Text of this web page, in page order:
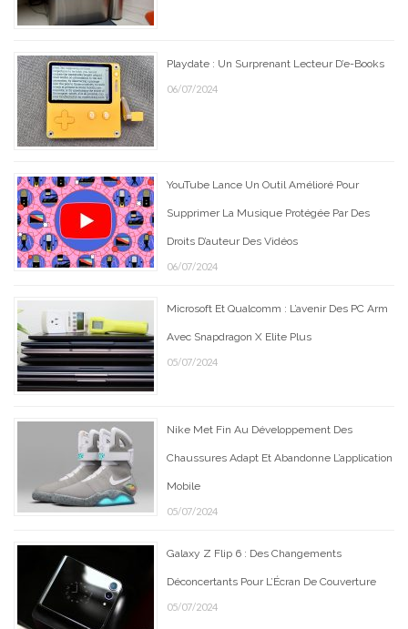
Playdate : Un Surprenant Lecteur D’e-Books
06/07/2024
YouTube Lance Un Outil Amélioré Pour
Supprimer La Musique Protégée Par Des
Droits D’auteur Des Vidéos
06/07/2024
Microsoft Et Qualcomm : L’avenir Des PC Arm
Avec Snapdragon X Elite Plus
05/07/2024
Nike Met Fin Au Développement Des
Chaussures Adapt Et Abandonne L’application
Mobile
05/07/2024
Galaxy Z Flip 6 : Des Changements
Déconcertants Pour L’Écran De Couverture
05/07/2024